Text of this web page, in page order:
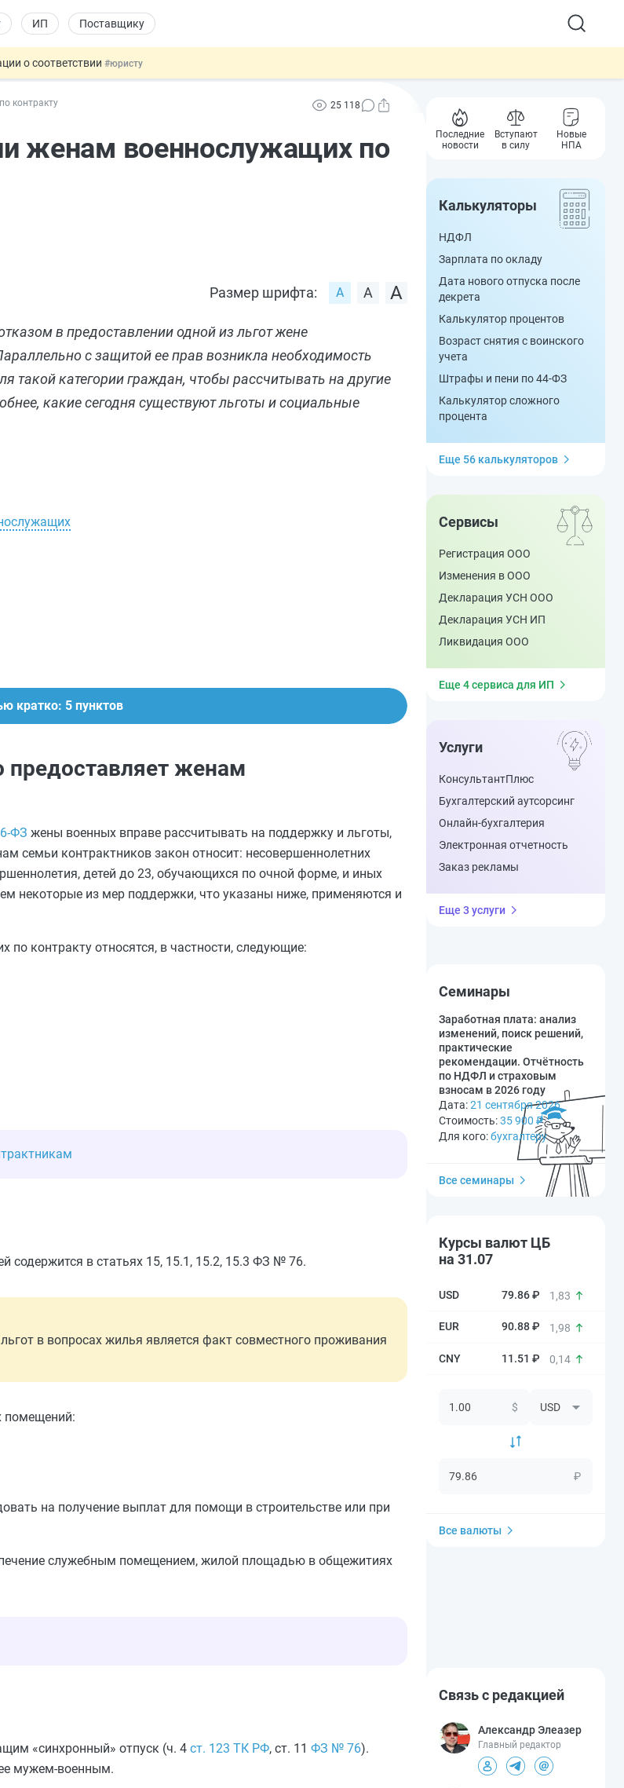
ИП Поставщику
о соответствии #юристу
#заказчику
контракту 25 118
женам военнослужащих по
Размер шрифта:
в предоставлении одной из льгот жене
с защитой ее прав возникла необходимость
такой категории граждан, чтобы рассчитывать на другие
какие сегодня существуют льготы и социальные
кратко: 5 пунктов
предоставляет женам
ФЗ жены военных вправе рассчитывать на поддержку и льготы,
семьи контрактников закон относит: несовершеннолетних
детей до 23, обучающихся по очной форме, и иных
некоторые из мер поддержки, что указаны ниже, применяются и
контракту относятся, в частности, следующие:
в статьях 15, 15.1, 15.2, 15.3 ФЗ № 76.
в вопросах жилья является факт совместного проживания
помещений:
на получение выплат для помощи в строительстве или при
служебным помещением, жилой площадью в общежитиях
«синхронный» отпуск (ч. 4 ст. 123 ТК РФ, ст. 11 ФЗ № 76).
мужем-военным.
Последние
новости
Вступают
в силу
Новые
НПА
Калькуляторы
НДФЛ
Зарплата по окладу
Дата нового отпуска после
декрета
Калькулятор процентов
Возраст снятия с воинского
учета
Штрафы и пени по 44-ФЗ
Калькулятор сложного
процента
Еще 56 калькуляторов
Сервисы
Регистрация ООО
Изменения в ООО
Декларация УСН ООО
Декларация УСН ИП
Ликвидация ООО
Еще 4 сервиса для ИП
Услуги
КонсультантПлюс
Бухгалтерский аутсорсинг
Онлайн-бухгалтерия
Электронная отчетность
Заказ рекламы
Еще 3 услуги
Семинары
Заработная плата: анализ
изменений, поиск решений,
практические
рекомендации. Отчётность
по НДФЛ и страховым
взносам в 2026 году
Дата:21 сентября 2026
Стоимость:35 900 ₽
Для кого:бухгалтеру
Все семинары
Курсы валют ЦБ
на 31.07
79.86 ₽ 1,83
90.88 ₽ 1,98
11.51 ₽ 0,14
$
₽
Все валюты
Связь с редакцией
Александр Элеазер
Главный редактор